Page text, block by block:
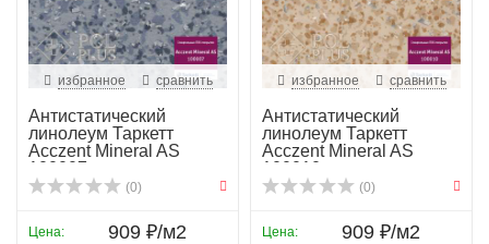
избранное сравнить
Антистатический
линолеум Таркетт
Acczent Mineral AS
100007
(0)
Цена: 909 ₽/м2
избранное сравнить
Антистатический
линолеум Таркетт
Acczent Mineral AS
100010
(0)
Цена: 909 ₽/м2